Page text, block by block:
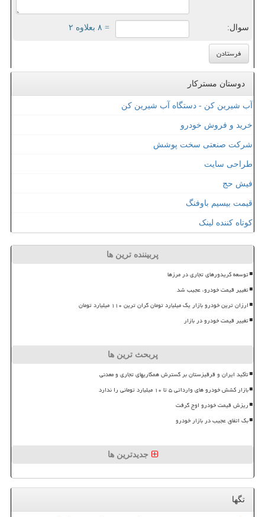
سوال: = ۸ بعلاوه ۲
دوستان مسترکار
آب شیرین کن - دستگاه آب شیرین کن
خرید و فروش خودرو
شرکت صنعتی سخت پوشش
طراحی سایت
فیش حج
قیمت بیسیم باوفنگ
کوتاه کننده لینک
پربیننده ترین ها
توسعه کریدورهای تجاری در مرزها
تغییر قیمت خودرو، عجیب شد
ارزان ترین خودرو بازار یک میلیارد تومان گران ترین ۱۱۰ میلیارد تومان
تغییر قیمت خودرو در بازار
پربحث ترین ها
تأکید ایران و قرقیزستان بر گسترش همکاریهای تجاری و معدنی
بازار کشش خودرو های وارداتی ۵ تا ۱۰ میلیارد تومانی را ندارد
ریزش قیمت خودرو اوج گرفت
بک اتفاق عجیب در بازار خودرو
جدیدترین ها
تگها